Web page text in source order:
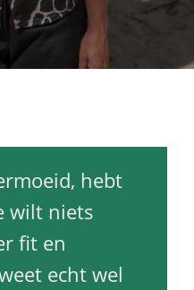
hebt
wilt niets
fit en
echt wel